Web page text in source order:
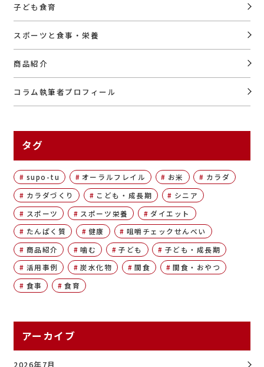
子ども食育
スポーツと食事・栄養
商品紹介
コラム執筆者プロフィール
タグ
supo-tu オーラルフレイル お米
カラダ
カラダづくり
こども・成長期
シニア
スポーツ
スポーツ栄養
ダイエット
たんぱく質
健康
咀嚼チェックせんべい
商品紹介
噛む 子ども
子ども・成長期
活用事例
炭水化物 間食
間食・おやつ
食事
食育
アーカイブ
2026年7月